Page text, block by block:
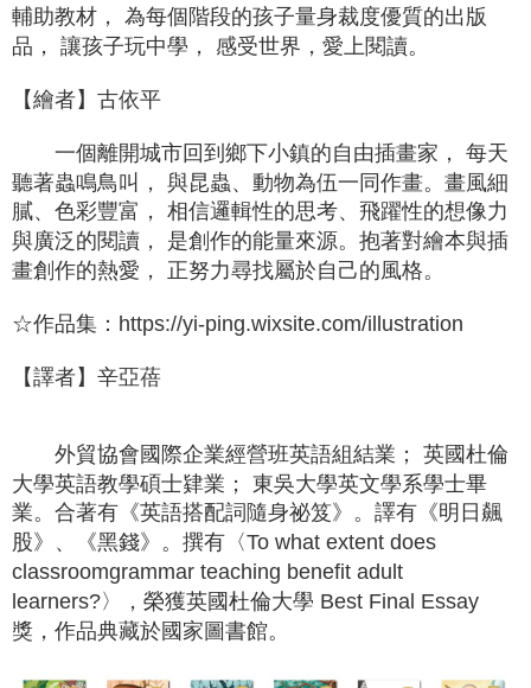
輔助教材， 為每個階段的孩子量身裁度優質的出版
品， 讓孩子玩中學， 感受世界，愛上閱讀。
【繪者】古依平
一個離開城市回到鄉下小鎮的自由插畫家， 每天
聽著蟲鳴鳥叫， 與昆蟲、動物為伍一同作畫。畫風細
膩、色彩豐富， 相信邏輯性的思考、飛躍性的想像力
與廣泛的閱讀， 是創作的能量來源。抱著對繪本與插
畫創作的熱愛， 正努力尋找屬於自己的風格。
☆作品集： https://yi-ping.wixsite.com/illustration
【譯者】辛亞蓓
外貿協會國際企業經營班英語組結業； 英國杜倫
大學英語教學碩士肄業； 東吳大學英文學系學士畢
業。合著有《英語搭配詞隨身祕笈》。譯有《明日飆
股》、《黑錢》。撰有〈To what extent does
classroomgrammar teaching benefit adult
learners?〉，榮獲英國杜倫大學 Best Final Essay
獎，作品典藏於國家圖書館。